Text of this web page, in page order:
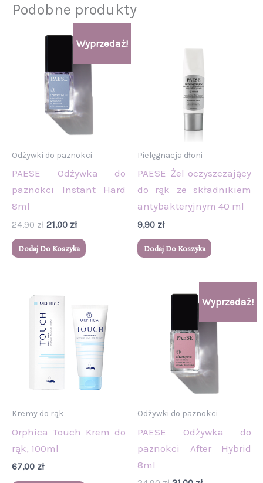
Podobne produkty
Wyprzedaż!
Odżywki do paznokci
PAESE Odżywka do
paznokci Instant Hard
8ml
24,90zł
Pierwotna
24,90 zł.
21,00 zł
cena
21,00 zł.
Dodaj Do Koszyka
Pielęgnacja dłoni
PAESE Żel oczyszczający
do rąk ze składnikiem
antybakteryjnym 40 ml
9,90 zł
Dodaj Do Koszyka
Kremy do rąk
Orphica Touch Krem do
rąk, 100ml
67,00 zł
Wyprzedaż!
Odżywki do paznokci
PAESE Odżywka do
paznokci After Hybrid
8ml
Pierwotna
24,90 zł.
cena
21,00 zł.